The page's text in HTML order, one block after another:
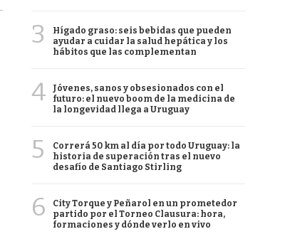
3
Hígado graso: seis bebidas que pueden
ayudar a cuidar la salud hepática y los
hábitos que las complementan
4
Jóvenes, sanos y obsesionados con el
futuro: el nuevo boom de la medicina de
la longevidad llega a Uruguay
5
Correrá 50 km al día por todo Uruguay: la
historia de superación tras el nuevo
desafío de Santiago Stirling
6
City Torque y Peñarol en un prometedor
partido por el Torneo Clausura: hora,
formaciones y dónde verlo en vivo